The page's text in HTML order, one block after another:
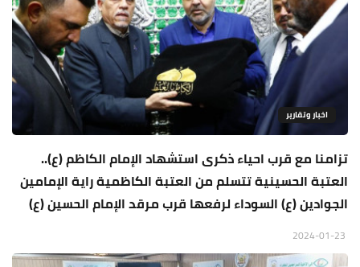
اخبار وتقارير
تزامنا مع قرب احياء ذكرى استشهاد الإمام الكاظم (ع)..
العتبة الحسينية تتسلم من العتبة الكاظمية راية الإمامين
الجوادين (ع) السوداء لرفعها قرب مرقد الإمام الحسين (ع)